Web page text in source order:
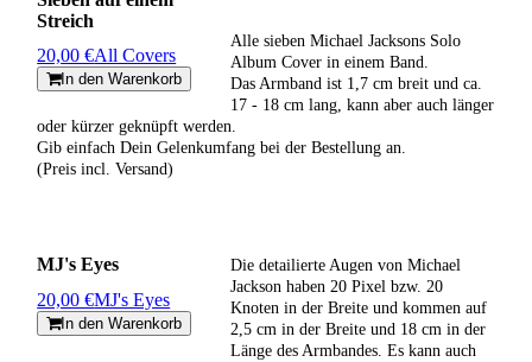
Streich
20,00 €All Covers
In den Warenkorb
Alle sieben Michael Jacksons Solo
Album Cover in einem Band.
Das Armband ist 1,7 cm breit und ca.
17 - 18 cm lang, kann aber auch länger
oder kürzer geknüpft werden.
Gib einfach Dein Gelenkumfang bei der Bestellung an.
(Preis incl. Versand)
MJ's Eyes
20,00 €MJ's Eyes
In den Warenkorb
Die detailierte Augen von Michael
Jackson haben 20 Pixel bzw. 20
Knoten in der Breite und kommen auf
2,5 cm in der Breite und 18 cm in der
Länge des Armbandes. Es kann auch